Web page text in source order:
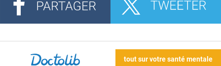
tout sur votre santé mentale